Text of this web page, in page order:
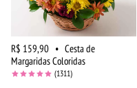
R$ 159,90 • Cesta de
Margaridas Coloridas
(1311)